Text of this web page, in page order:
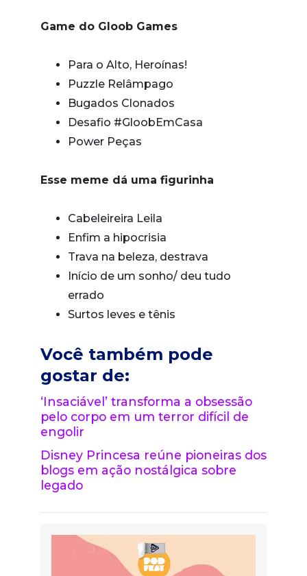
Game do Gloob Games
Para o Alto, Heroínas!
Puzzle Relâmpago
Bugados Clonados
Desafio #GloobEmCasa
Power Peças
Esse meme dá uma figurinha
Cabeleireira Leila
Enfim a hipocrisia
Trava na beleza, destrava
Início de um sonho/ deu tudo
errado
Surtos leves e tênis
Você também pode
gostar de:
‘Insaciável’ transforma a obsessão
pelo corpo em um terror difícil de
engolir
Disney Princesa reúne pioneiras dos
blogs em ação nostálgica sobre
legado